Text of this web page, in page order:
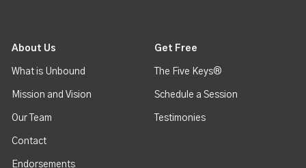
About Us
What is Unbound
Mission and Vision
Our Team
Contact
Endorsements
Get Free
The Five Keys®
Schedule a Session
Testimonies